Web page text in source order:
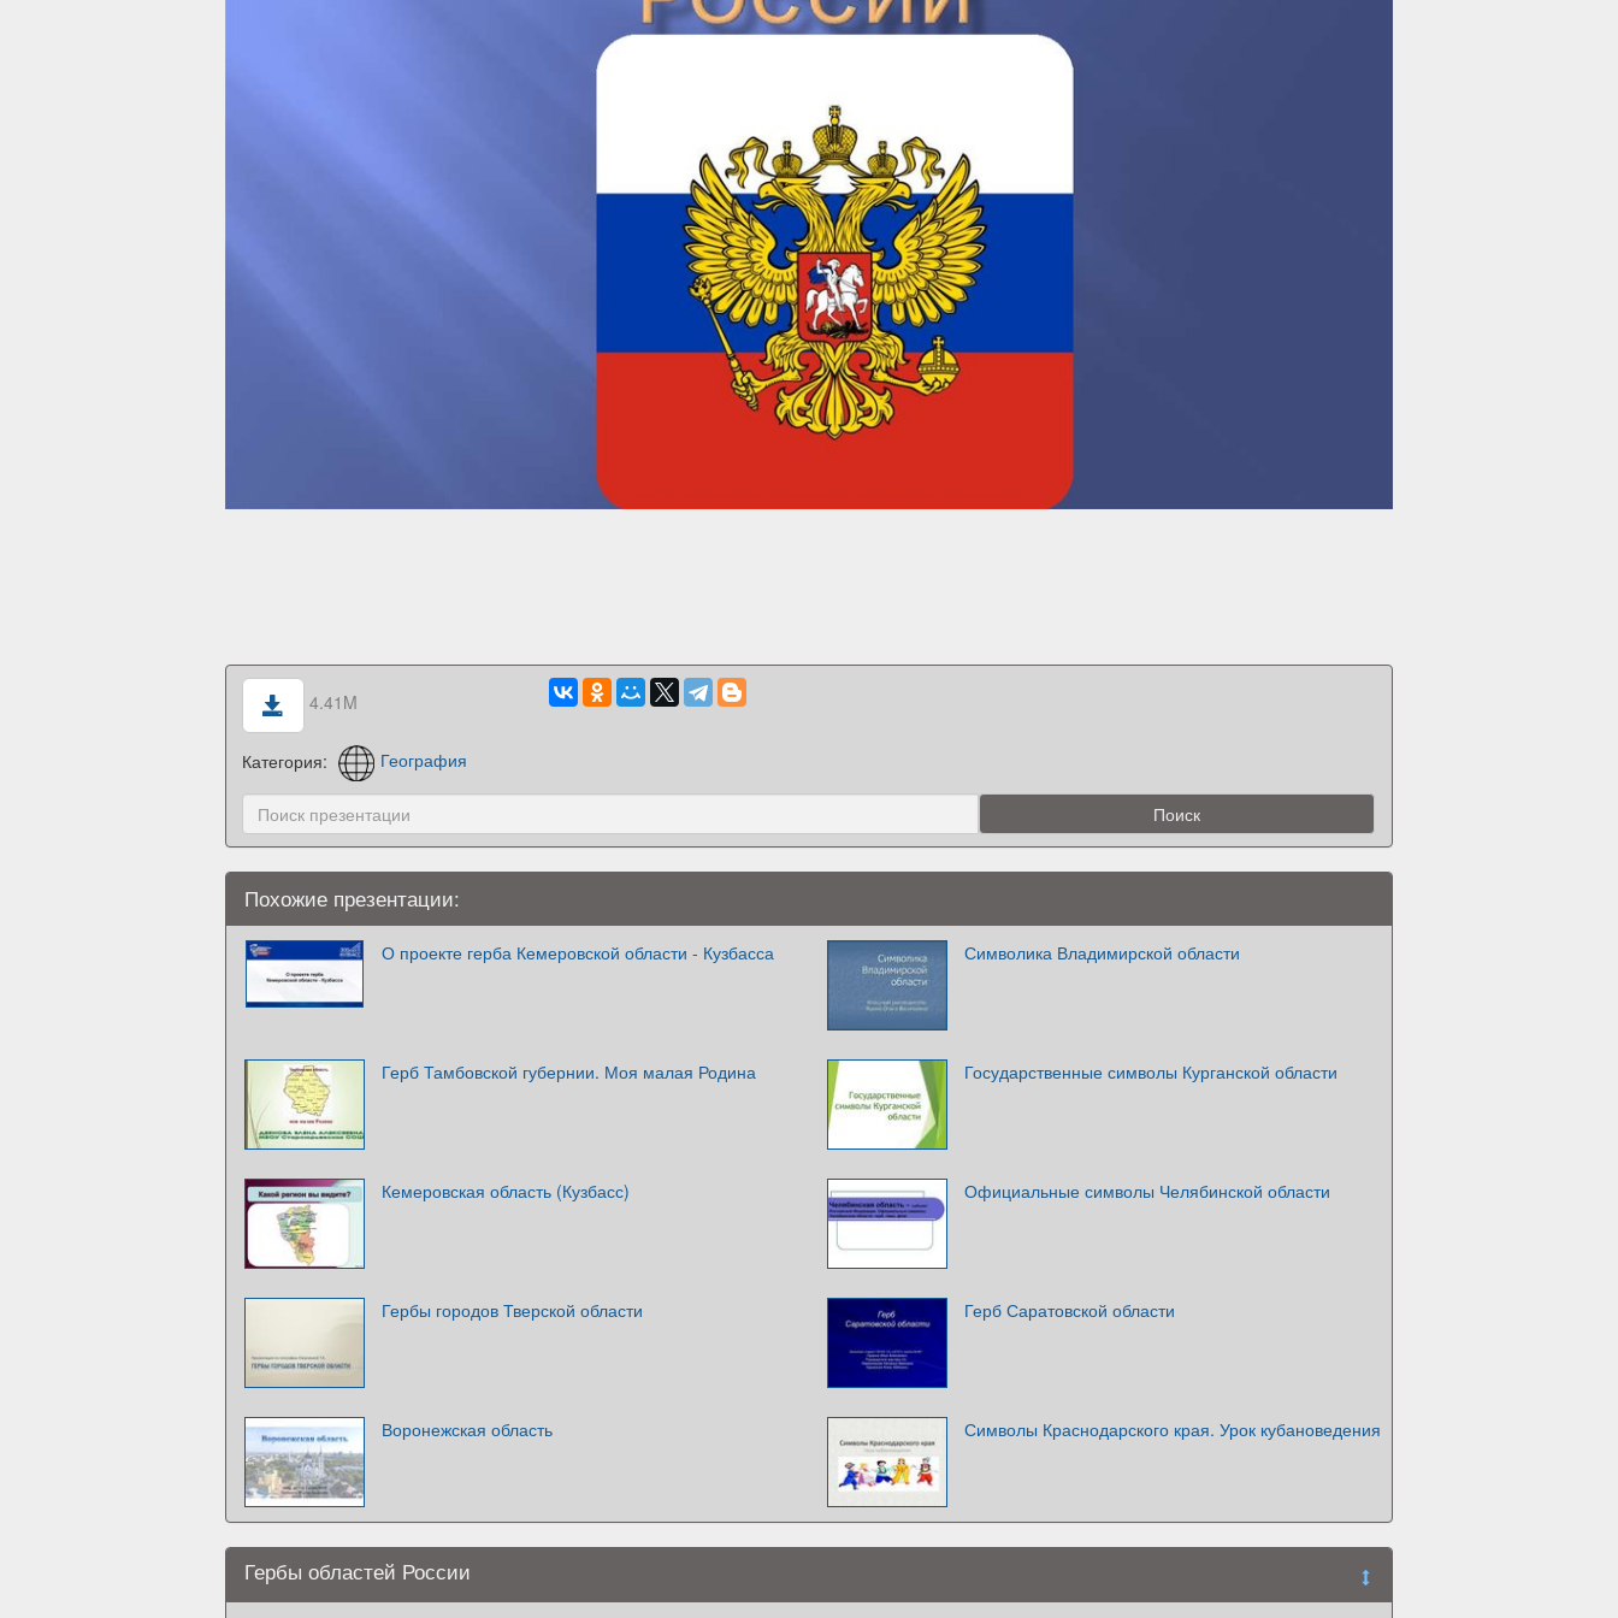
4.41M
Категория: География
Похожие презентации:
О проекте герба Кемеровской области - Кузбасса Символика Владимирской области
Герб Тамбовской губернии. Моя малая Родина Государственные символы Курганской области
Кемеровская область (Кузбасс) Официальные символы Челябинской области
Гербы городов Тверской области Герб Саратовской области
Воронежская область Символы Краснодарского края. Урок кубановедения
Гербы областей России